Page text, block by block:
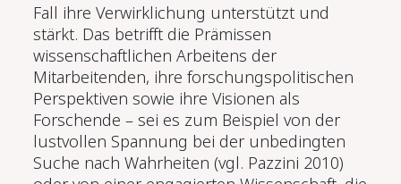
Fall ihre Verwirklichung unterstützt und
stärkt. Das betrifft die Prämissen
wissenschaftlichen Arbeitens der
Mitarbeitenden, ihre forschungspolitischen
Perspektiven sowie ihre Visionen als
Forschende – sei es zum Beispiel von der
lustvollen Spannung bei der unbedingten
Suche nach Wahrheiten (vgl. Pazzini 2010)